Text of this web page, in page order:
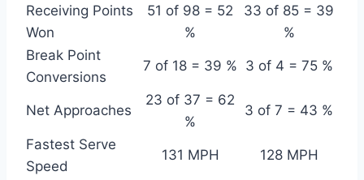
Receiving Points
Won
51 of 98 = 52
%
33 of 85 = 39
%
Break Point
Conversions
7 of 18 = 39 % 3 of 4 = 75 %
Net Approaches
23 of 37 = 62
%
3 of 7 = 43 %
Fastest Serve
Speed
131 MPH 128 MPH